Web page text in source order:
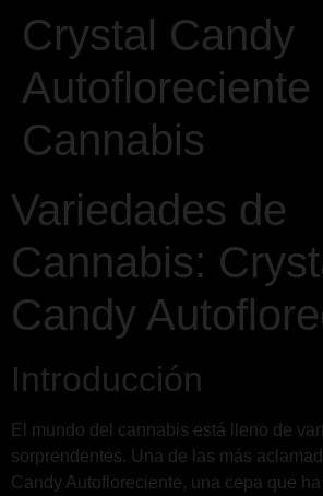
Crystal Candy
Autofloreciente
Cannabis
Variedades de
Cannabis:
Candy
Introducción
El mundo del cannabis está lleno de
sorprendentes. Una de las más
Candy Autofloreciente, una cepa que